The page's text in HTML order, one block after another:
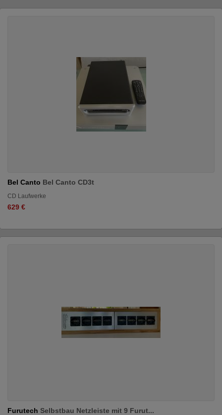
Bel Canto Bel Canto CD3t
CD Laufwerke
629 €
Furutech Selbstbau Netzleiste mit 9 Furut...